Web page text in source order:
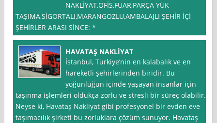
NAKLİYAT,OFİS,FUAR,PARÇA YÜK
TAŞIMA,SİGORTALI,MARANGOZLU,AMBALAJLI ŞEHİR İÇİ
ŞEHİRLER ARASI SİNCE: *
HAVATAŞ NAKLİYAT
İstanbul, Türkiye’nin en kalabalık ve en
hareketli şehirlerinden biridir. Bu
yoğunluğun içinde yaşayan insanlar için
taşınma işlemleri oldukça zorlu ve stresli bir süreç olabilir.
Neyse ki, Havataş Nakliyat gibi profesyonel bir evden eve
taşımacılık şirketi bu zorluklara çözüm sunuyor. Havataş